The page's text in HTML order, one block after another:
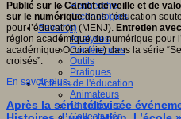
Recherche
Technologies
Savoir(s)
Analyses
Conférences
Outils
Pratiques
Acteurs de l'éducation
Animateurs
Chercheurs
Collectivités
Publié sur le Carnet de veille et de
sur le numériquedans l’éducation
pour l’éducation (MENJ). Entretien
région académique du numérique pour
académique Occitanie) dans la série
croisés”.
En savoir plus...
Après la série télévisée